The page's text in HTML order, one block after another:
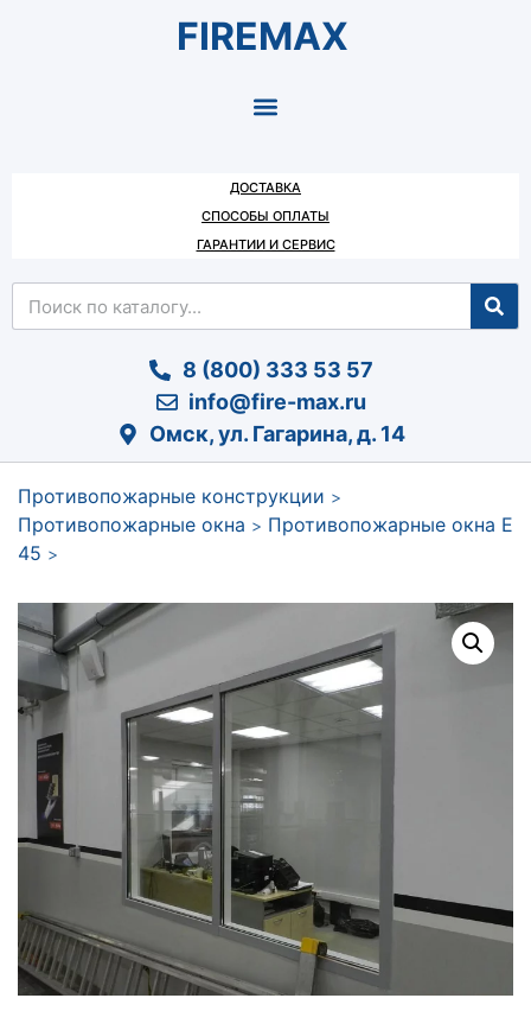
FIREMAX
ДОСТАВКА
СПОСОБЫ ОПЛАТЫ
ГАРАНТИИ И СЕРВИС
8 (800) 333 53 57
info@fire-max.ru
Омск, ул. Гагарина, д. 14
Противопожарные конструкции >
Противопожарные окна > Противопожарные окна E
45 >